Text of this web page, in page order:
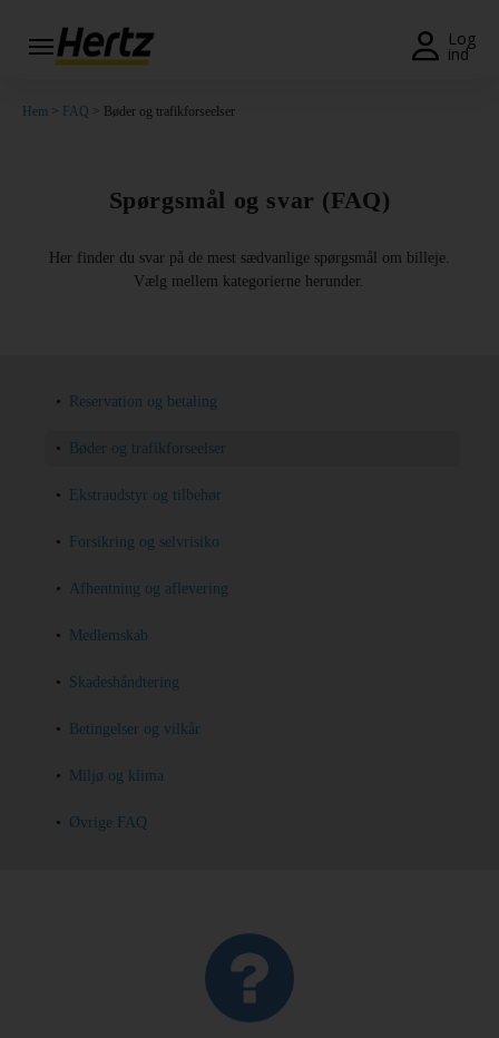
Log
ind
Menu
Book
en
Minilease
Join /
Gold
DK/DK
Billeje
Varevogne
Tilbud
Hem > FAQ > Bøder og trafikforseelser
Spørgsmål og svar (FAQ)
Her finder du svar på de mest sædvanlige spørgsmål om billeje.
Vælg mellem kategorierne herunder.
Reservation og betaling
Bøder og trafikforseelser
Ekstraudstyr og tilbehør
Forsikring og selvrisiko
Afhentning og aflevering
Medlemskab
Skadeshåndtering
Betingelser og vilkår
Miljø og klima
Øvrige FAQ